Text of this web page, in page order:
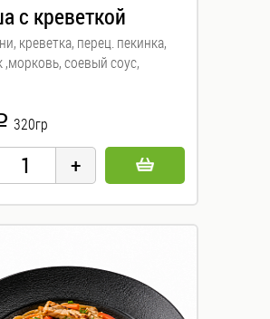
с креветкой
креветка, перец. пекинка,
,морковь, соевый соус,
320гр